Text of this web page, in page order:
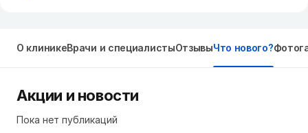
О клиникеВрачи и специалистыОтзывыЧто нового?
Акции и новости
Пока нет публикаций